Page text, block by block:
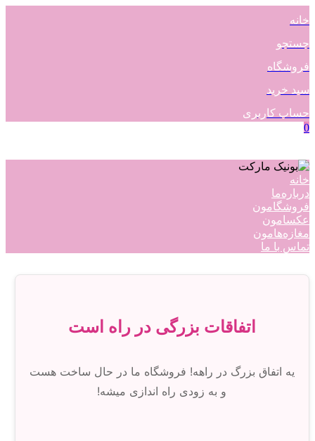
خانه
جستجو
فروشگاه
سبد خرید
حساب کاربری
0
خانه
درباره‌ما
فروشگامون
عکسامون
مغازه‌هامون
تماس با ما
اتفاقات بزرگی در راه است
یه اتفاق بزرگ در راهه! فروشگاه ما در حال ساخت هست
و به زودی راه اندازی میشه!